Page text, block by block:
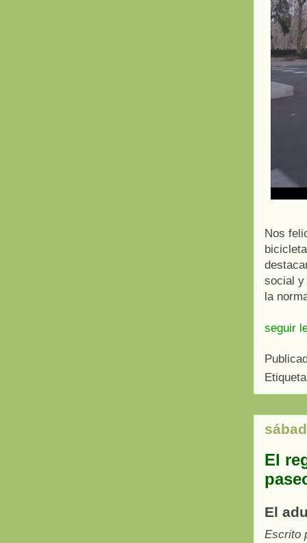
Nos
social y
la
seguir
El
El
Escrito